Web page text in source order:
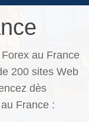
au France
200 sites Web
dès
France :